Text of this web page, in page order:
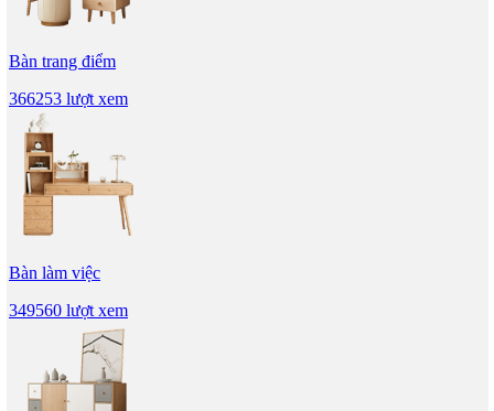
Bàn trang điểm
366253 lượt xem
Bàn làm việc
349560 lượt xem